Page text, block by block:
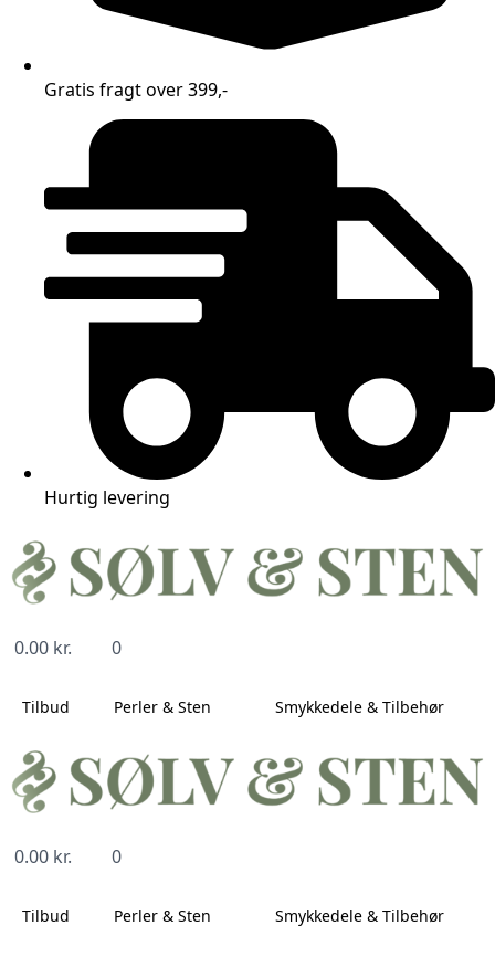
Gratis fragt over 399,-
Hurtig levering
0.00 kr. 0
Tilbud Perler & Sten Smykkedele & Tilbehør
0.00 kr. 0
Tilbud Perler & Sten Smykkedele & Tilbehør